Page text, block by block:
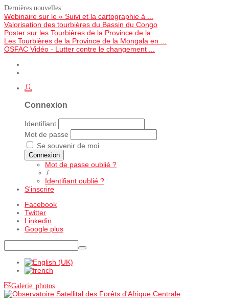
Dernières nouvelles:
Webinaire sur le « Suivi et la cartographie à ...
Valorisation des tourbières du Bassin du Congo
Poster sur les Tourbières de la Province de la ...
Les Tourbières de la Province de la Mongala en ...
OSFAC Vidéo - Lutter contre le changement ...
Connexion
Identifiant
Mot de passe
Se souvenir de moi
Connexion
Mot de passe oublié ?
/
Identifiant oublié ?
S'inscrire
Facebook
Twitter
Linkedin
Google plus
Galerie photos